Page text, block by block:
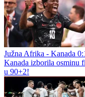
Holandija - Maroko 1:1
Suze Kodija Gapka